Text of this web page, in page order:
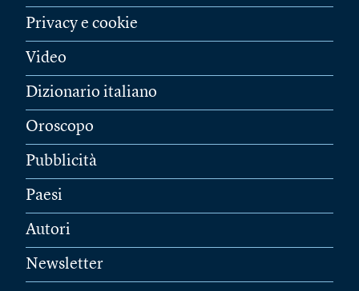
Privacy e cookie
Video
Dizionario italiano
Oroscopo
Pubblicità
Paesi
Autori
Newsletter